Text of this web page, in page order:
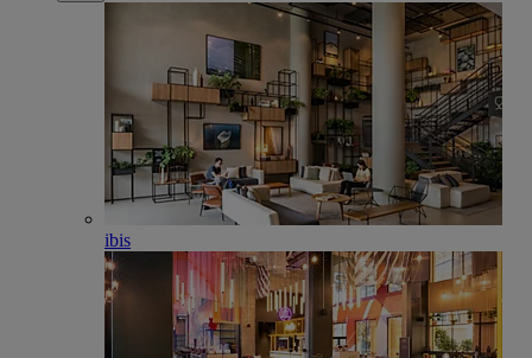
ibis